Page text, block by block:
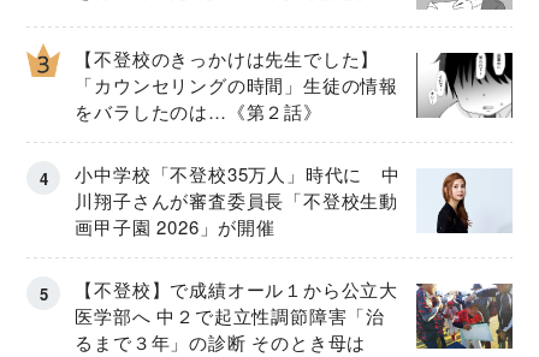
【不登校のきっかけは先生でした】
「カウンセリングの時間」生徒の情報
をバラしたのは…《第２話》
小中学校「不登校35万人」時代に 中
川翔子さんが審査委員長「不登校生動
画甲子園 2026」が開催
【不登校】で成績オール１から公立大
医学部へ 中２で起立性調節障害「治
るまで３年」の診断 そのとき母は